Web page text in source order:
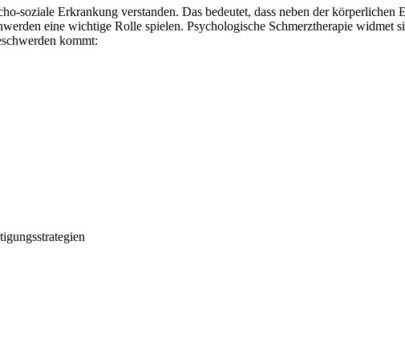
soziale Erkrankung verstanden. Das bedeutet, dass neben der
eine wichtige Rolle spielen. Psychologische Schmerztherapie widmet
kommt: